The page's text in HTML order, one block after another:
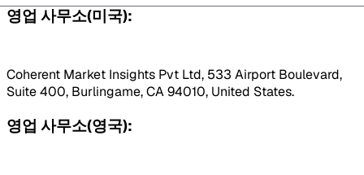
영업 사무소(미국):
Coherent Market Insights Pvt Ltd, 533 Airport Boulevard,
Suite 400, Burlingame, CA 94010, United States.
영업 사무소(영국):